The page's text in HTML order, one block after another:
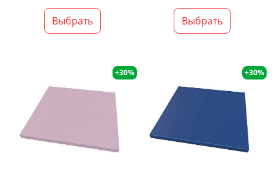
Выбрать Выбрать
+30% +30%